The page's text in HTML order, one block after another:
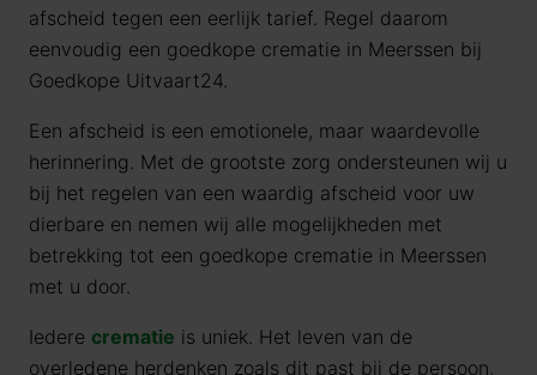
afscheid tegen een eerlijk tarief. Regel daarom
eenvoudig een goedkope crematie in Meerssen bij
Goedkope Uitvaart24.
Een afscheid is een emotionele, maar waardevolle
herinnering. Met de grootste zorg ondersteunen wij u
bij het regelen van een waardig afscheid voor uw
dierbare en nemen wij alle mogelijkheden met
betrekking tot een goedkope crematie in Meerssen
met u door.
Iedere crematie is uniek. Het leven van de
overledene herdenken zoals dit past bij de persoon,